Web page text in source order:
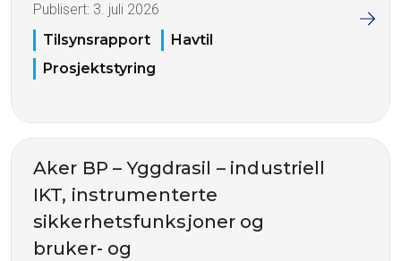
Publisert: 3. juli 2026
Tilsynsrapport
Havtil
Prosjektstyring
Aker BP – Yggdrasil – industriell
IKT, instrumenterte
sikkerhetsfunksjoner og
bruker- og